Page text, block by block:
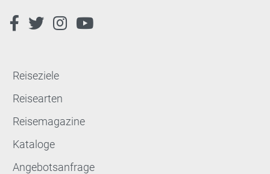
Reiseziele
Reisearten
Reisemagazine
Kataloge
Angebotsanfrage